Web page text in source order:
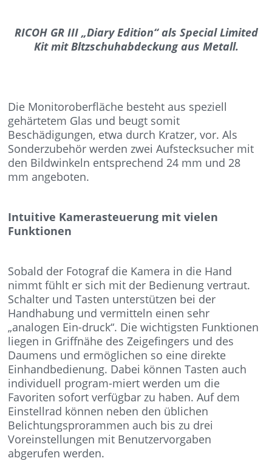
RICOH GR III „Diary Edition“ als Special Limited
Kit mit Bltzschuhabdeckung aus Metall.
Die Monitoroberfläche besteht aus speziell
gehärtetem Glas und beugt somit
Beschädigungen, etwa durch Kratzer, vor. Als
Sonderzubehör werden zwei Aufstecksucher mit
den Bildwinkeln entsprechend 24 mm und 28
mm angeboten.
Intuitive Kamerasteuerung mit vielen
Funktionen
Sobald der Fotograf die Kamera in die Hand
nimmt fühlt er sich mit der Bedienung vertraut.
Schalter und Tasten unterstützen bei der
Handhabung und vermitteln einen sehr
„analogen Ein-druck“. Die wichtigsten Funktionen
liegen in Griffnähe des Zeigefingers und des
Daumens und ermöglichen so eine direkte
Einhandbedienung. Dabei können Tasten auch
individuell program-miert werden um die
Favoriten sofort verfügbar zu haben. Auf dem
Einstellrad können neben den üblichen
Belichtungsprorammen auch bis zu drei
Voreinstellungen mit Benutzervorgaben
abgerufen werden.